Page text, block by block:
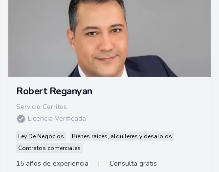
Robert Reganyan
Servicio Cerritos
Licencia Verificada
Ley De Negocios
Bienes raíces, alquileres y desalojos
Contratos comerciales
15 años de experiencia | Consulta gratis